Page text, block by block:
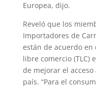
Europea, dijo.
Reveló que los
Importadores de
están de acuerdo
libre comercio (TLC)
de mejorar el
país. “Para el